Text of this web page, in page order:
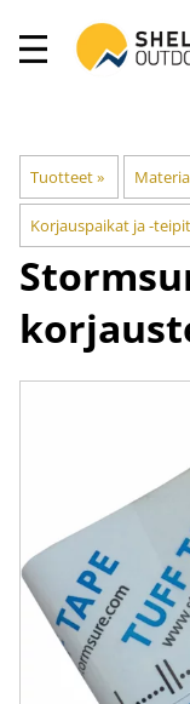
Tuotteet‪»
Korjauspaikat ja -teipit